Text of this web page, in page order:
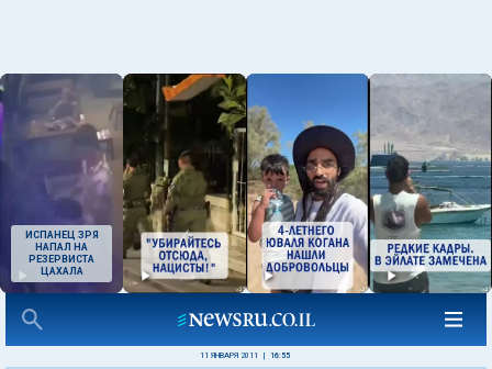
ИСПАНЕЦ ЗРЯ
НАПАЛ НА
РЕЗЕРВИСТА
ЦАХАЛА
11 ЯНВАРЯ 2011 16:55